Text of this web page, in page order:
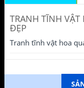
TRANH TĨNH
ĐẸP
Tranh tĩnh vật hoa